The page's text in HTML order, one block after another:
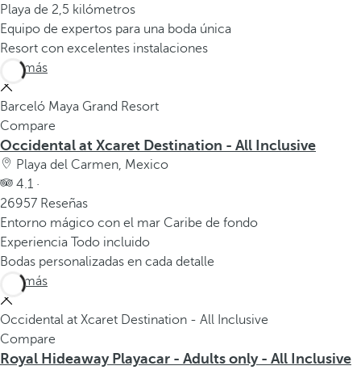
Playa de 2,5 kilómetros
Equipo de expertos para una boda única
Resort con excelentes instalaciones
Ver más
Barceló Maya Grand Resort
Compare
Occidental at Xcaret Destination - All Inclusive
Playa del Carmen, Mexico
4.1 ·
26957 Reseñas
Entorno mágico con el mar Caribe de fondo
Experiencia Todo incluido
Bodas personalizadas en cada detalle
Ver más
Occidental at Xcaret Destination - All Inclusive
Compare
Royal Hideaway Playacar - Adults only - All Inclusive